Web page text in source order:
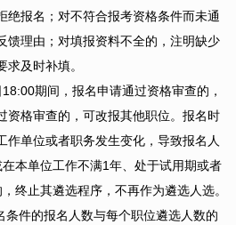
绝报名；对不符合报考资格条件而未通
馈理由；对填报资料不全的，注明缺少
及时补填。
期间，报名申请通过资格审查的，
资格审查的，可改报其他职位。报名时
作单位或者职务发生变化，导致报名人
本单位工作不满1年、处于试用期或者
终止其遴选程序，不再作为遴选人选。
条件的报名人数与每个职位遴选人数的